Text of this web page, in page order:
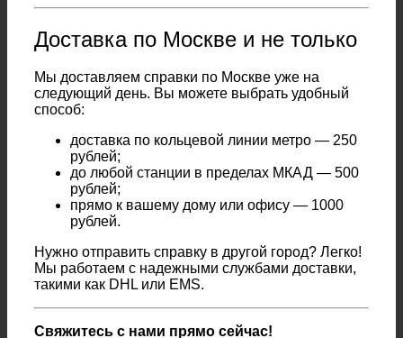
Доставка по Москве и не только
Мы доставляем справки по Москве уже на
следующий день. Вы можете выбрать удобный
способ:
доставка по кольцевой линии метро — 250
рублей;
до любой станции в пределах МКАД — 500
рублей;
прямо к вашему дому или офису — 1000
рублей.
Нужно отправить справку в другой город? Легко!
Мы работаем с надежными службами доставки,
такими как DHL или EMS.
Свяжитесь с нами прямо сейчас!